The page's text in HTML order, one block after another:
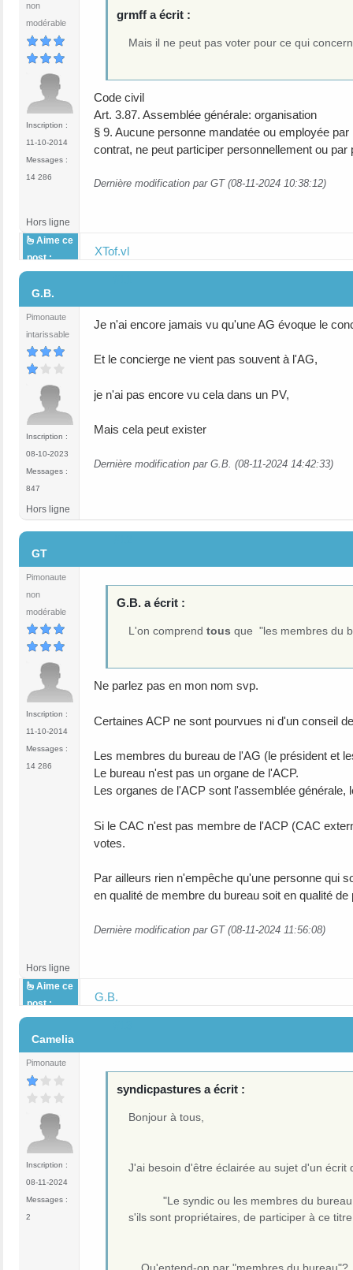
non
modérable
Inscription :
11-10-2014
Messages :
14 286
grmff a écrit :
Mais il ne peut pas voter pour ce qui
Code civil
Art. 3.87. Assemblée générale: organisation
§ 9. Aucune personne mandatée ou employée
contrat, ne peut participer personnellement ou
Dernière modification par GT (08-11-2024 10:38:12)
Hors ligne
Aime ce
post :
XTof.vl
G.B.
Pimonaute
intarissable
Inscription :
08-10-2023
Messages :
847
Je n'ai encore jamais vu qu'une AG évoque le
Et le concierge ne vient pas souvent à l'AG,
je n'ai pas encore vu cela dans un PV,
Mais cela peut exister
Dernière modification par G.B. (08-11-2024 14:42:33)
Hors ligne
GT
Pimonaute
non
modérable
Inscription :
11-10-2014
Messages :
14 286
G.B. a écrit :
L'on comprendtous que "les membres du
Ne parlez pas en mon nom svp.
Certaines ACP ne sont pourvues ni d'un conseil
Les membres du bureau de l'AG (le président et
Le bureau n'est pas un organe de l'ACP.
Les organes de l'ACP sont l'assemblée
Si le CAC n'est pas membre de l'ACP (CAC
votes.
Par ailleurs rien n'empêche qu'une personne qui
en qualité de membre du bureau soit en qualité
Dernière modification par GT (08-11-2024 11:56:08)
Hors ligne
Aime ce
post :
G.B.
Camelia
Pimonaute
Inscription :
08-11-2024
Messages :
2
syndicpastures a écrit :
Bonjour à tous,
J'ai besoin d'être éclairée au sujet d'un
"Le syndic ou les membres du bureau
s'ils sont propriétaires, de
Qu'entend-on par "membres du bureau"?